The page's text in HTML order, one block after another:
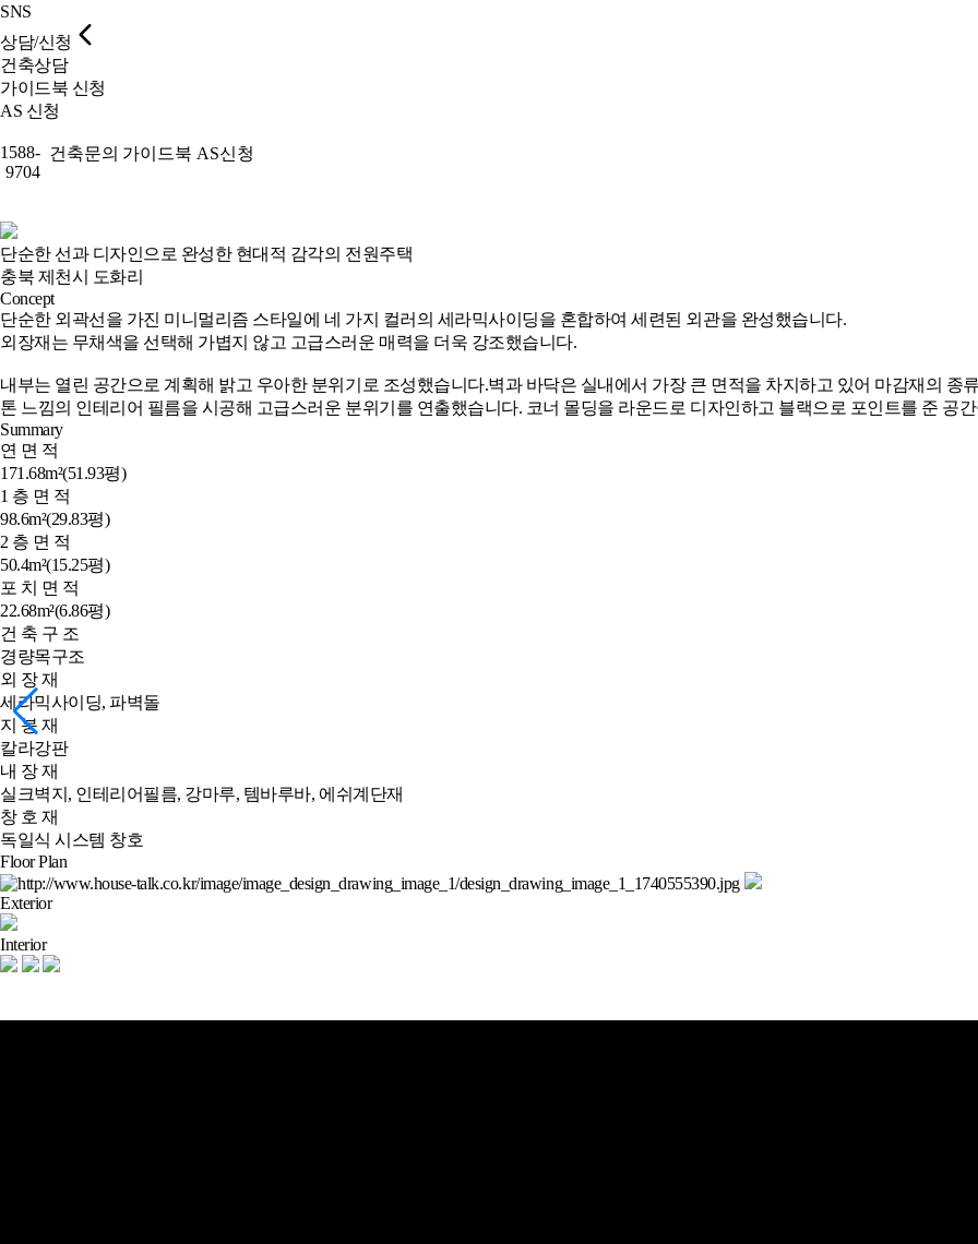
SNS
상담/신청
건축상담
가이드북 신청
AS 신청
1588-
9704
건축문의 가이드북 AS신청
단순한 선과 디자인으로 완성한 현대적 감각의 전원주택
충북 제천시 도화리
Concept
단순한 외곽선을 가진 미니멀리즘 스타일에 네 가지 컬러의 세라믹사이딩을 혼합하여 세련된 외관을 완성했습니다.
외장재는 무채색을 선택해 가볍지 않고 고급스러운 매력을 더욱 강조했습니다.
내부는 열린 공간으로 계획해 밝고 우아한 분위기로 조성했습니다.벽과 바닥은 실내에서 가장 큰 면적을 차지하고 있어 마감재의
톤 느낌의 인테리어 필름을 시공해 고급스러운 분위기를 연출했습니다. 코너 몰딩을 라운드로 디자인하고 블랙으로 포인트를 준 공
Summary
연 면 적
171.68m²(51.93평)
1 층 면 적
98.6m²(29.83평)
2 층 면 적
50.4m²(15.25평)
포 치 면 적
22.68m²(6.86평)
건 축 구 조
경량목구조
외 장 재
세라믹사이딩, 파벽돌
지 붕 재
칼라강판
내 장 재
실크벽지, 인테리어필름, 강마루, 템바루바, 에쉬계단재
창 호 재
독일식 시스템 창호
Floor Plan
Exterior
Interior